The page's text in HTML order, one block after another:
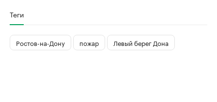
Теги
Ростов-на-Дону пожар Левый берег Дона